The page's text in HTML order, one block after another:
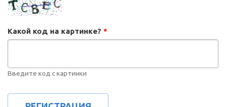
Какой код на картинке? *
Введите код с картинки